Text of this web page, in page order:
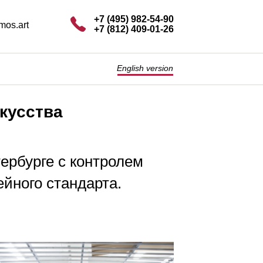
+7 (495) 982-54-90
+7 (812) 409-01-26
English version
с контролем
стандарта.